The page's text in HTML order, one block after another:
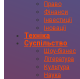
Право
Фінанси
Інвестиції
Іновації
Техніка
Суспільство
Шоу-бізнес
Література
Культура
Наука